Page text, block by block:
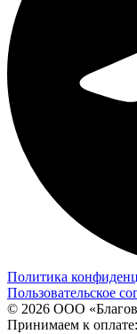
Политика
Пользовательское
© 2026 ООО
Принимаем к оплате: